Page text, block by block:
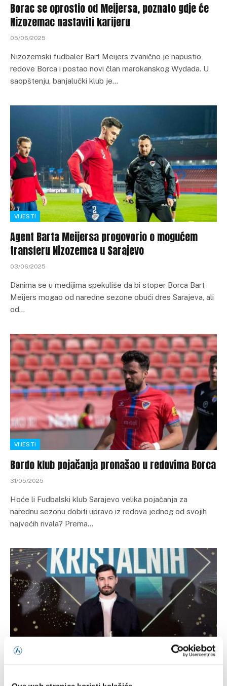
Borac se oprostio od Meijersa, poznato gdje će
Nizozemac nastaviti karijeru
05/06/2025
Nizozemski fudbaler Bart Meijers zvanično je napustio
redove Borca i postao novi član marokanskog Wydada. U
saopštenju, banjalučki klub je…
VIJESTI
Agent Barta Meijersa progovorio o mogućem
transferu Nizozemca u Sarajevo
03/06/2025
Danima se u medijima spekuliše da bi stoper Borca Bart
Meijers mogao od naredne sezone obući dres Sarajeva, ali
od…
VIJESTI
Bordo klub pojačanja pronašao u redovima Borca
31/05/2025
Hoće li Fudbalski klub Sarajevo velika pojačanja za
narednu sezonu dobiti upravo iz redova jednog od svojih
najvećih rivala? Prema…
Održan izbor ‘Kristalnih 11’, Guliashvili proglašen